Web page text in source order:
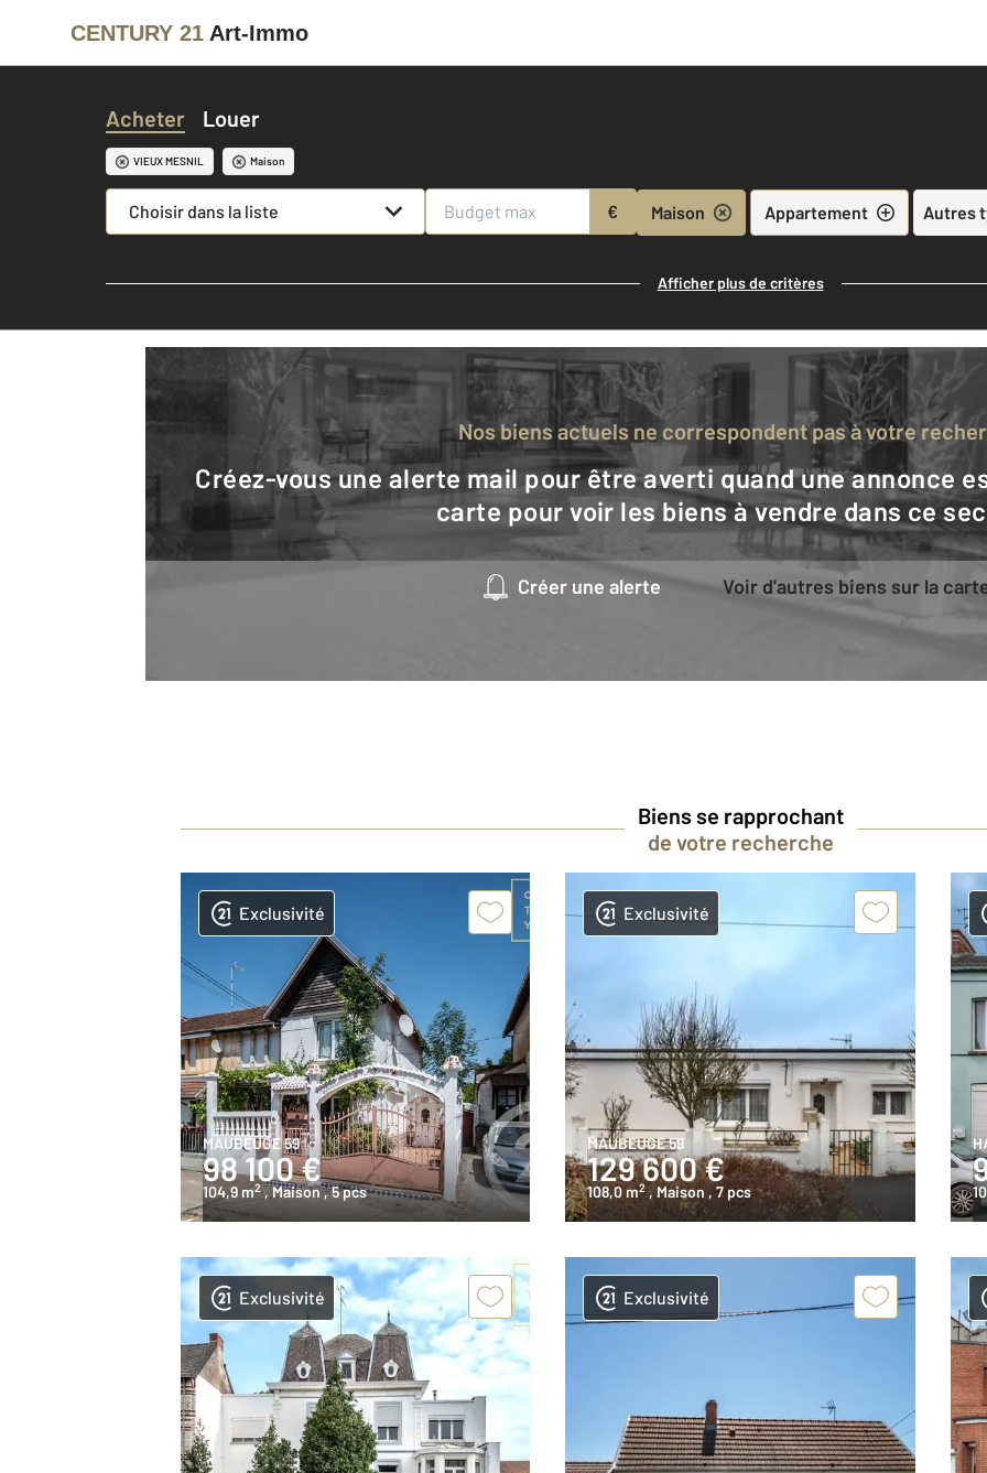
CENTURY 21 Art-Immo
Acheter Louer
VIEUX MESNIL Maison
Choisir dans la liste € Maison Appartement Autres
Afficher plus de critères
Nos biens actuels ne correspondent pas à votre
Créez-vous une alerte mail pour être averti quand une annonce est en ligne et consultez la
carte pour voir les biens à vendre dans ce
Créer une alerte Voir d'autres biens sur la
Biens se rapprochant
de votre recherche
Exclusivité
MAUBEUGE 59
98 100 €
104,9 m2 , Maison, 5 pcs
Exclusivité
MAUBEUGE 59
129 600 €
108,0 m2 , Maison , 7 pcs
Exclusivité Exclusivité